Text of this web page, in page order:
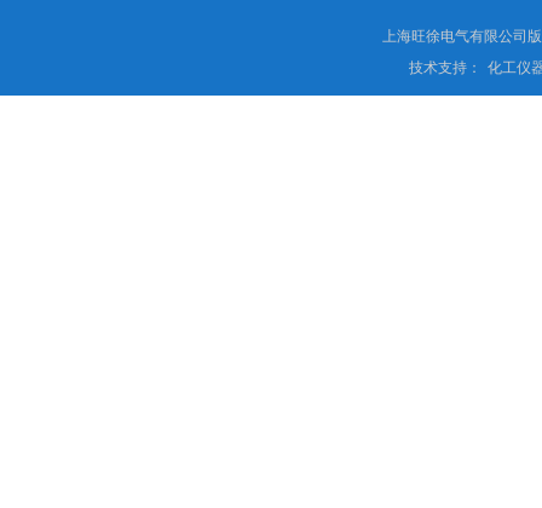
上海旺徐电气有限公司
技术支持：
化工仪